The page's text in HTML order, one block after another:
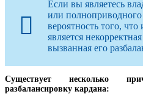
Если вы являетесь
или полноприводного
вероятность того,
является
вызванная его
Существует несколько
разбалансировку кардана: